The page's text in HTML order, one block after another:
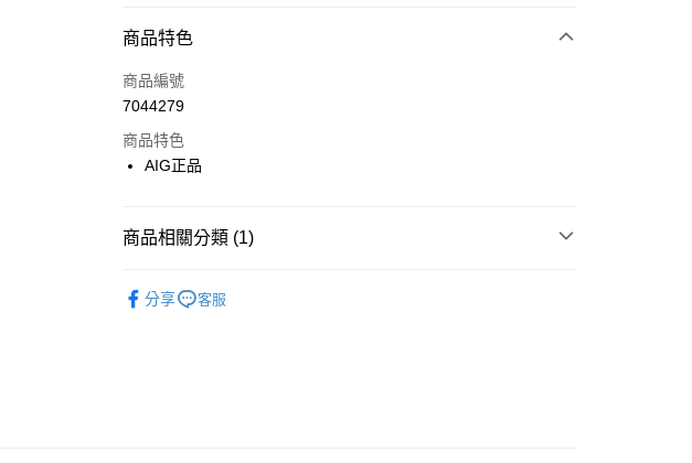
付款方式
信用卡一次付款
悠遊付
運送方式
每筆NT$60，滿NT$599(含以上)免運費
商品特色
商品編號
7044279
商品特色
AIG正品
商品相關分類 (1)
分享
客服